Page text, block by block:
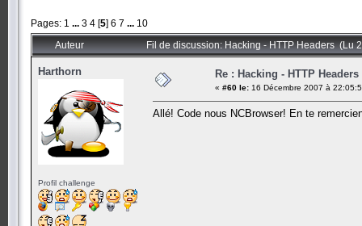
Pages: 1 ... 3 4 [5] 6 7 ... 10
Auteur Fil de discussion: Hacking - HTTP Headers (Lu
Harthorn
Profil challenge
Re : Hacking - HTTP Headers
« #60 le: 16 Décembre 2007 à
Allé! Code nous NCBrowser! En te